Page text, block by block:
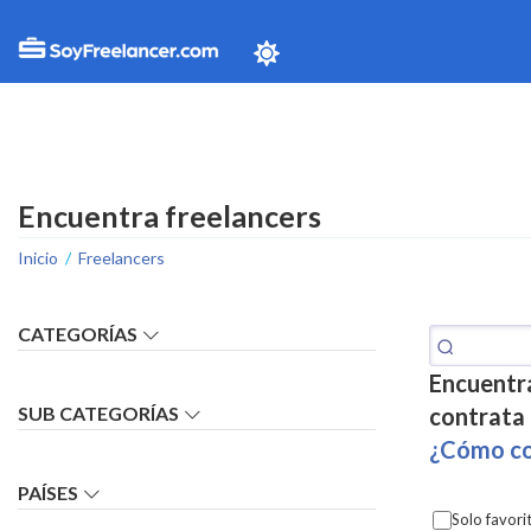
Encuentra freelancers
Inicio Freelancers
CATEGORÍAS
Asesoría para empresas
Enseñanza
SUB CATEGORÍAS
Asistente contable
PAÍSES
contrata
¿Cómo
Solo